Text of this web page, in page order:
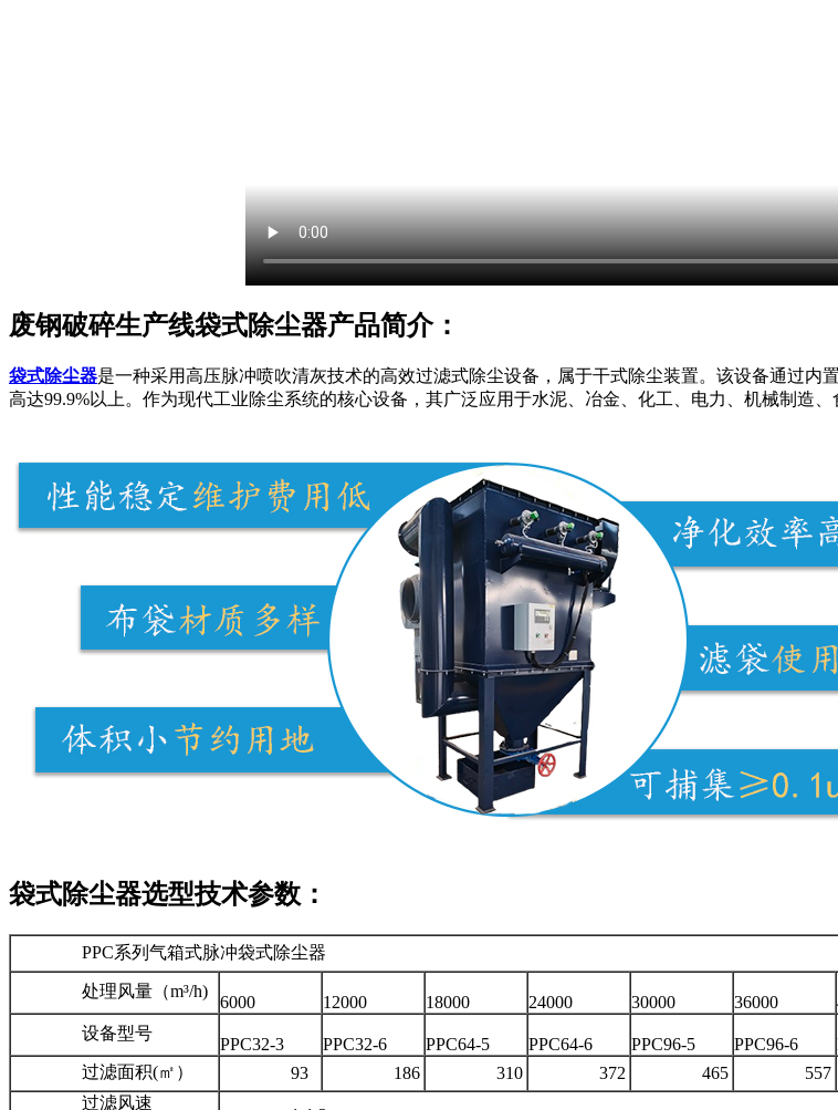
废钢破碎生产线袋式除尘器产品简介：
袋式除尘器是一种采用高压脉冲喷吹清灰技术的高效过滤式除尘设备，属于干式除尘装置。该设备通过
高达99.9%以上。作为现代工业除尘系统的核心设备，其广泛应用于水泥、冶金、化工、电力、机械制造、
袋式除尘器选型技术参数：
PPC系列气箱式脉冲袋式除尘器
处理风量（m³/h)
6000 12000 18000 24000 30000 36000
设备型号
PPC32-3 PPC32-6 PPC64-5 PPC64-6 PPC96-5 PPC96-6
过滤面积(㎡）
93 186 310 372 465 557
过滤风速